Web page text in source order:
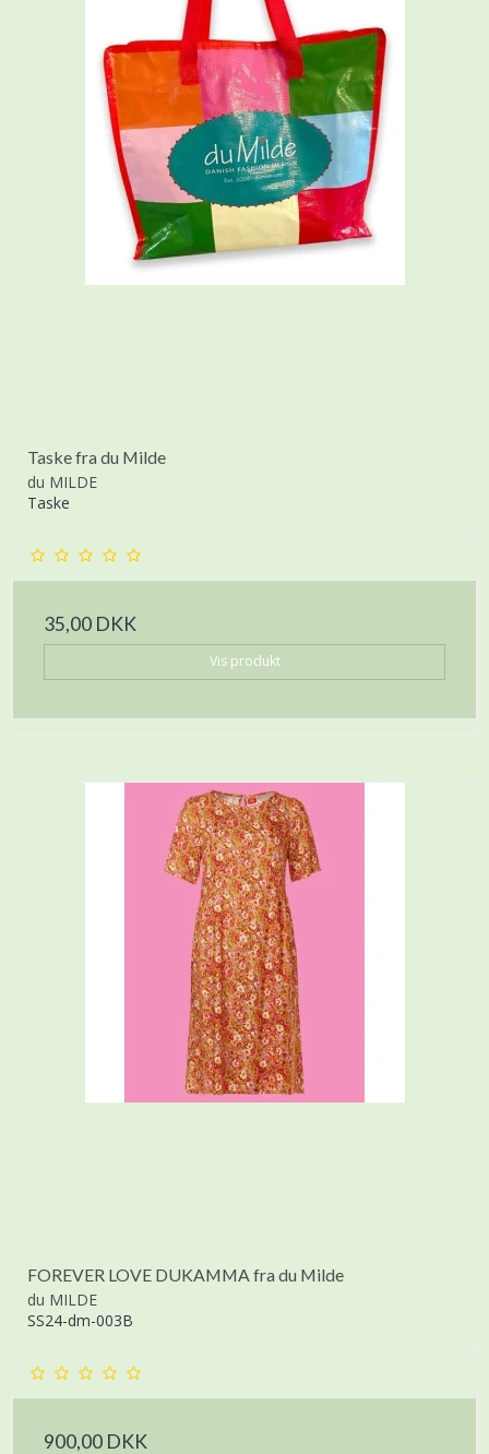
Taske fra du Milde
du MILDE
Taske
35,00 DKK
Vis produkt
FOREVER LOVE DUKAMMA fra du Milde
du MILDE
SS24-dm-003B
900,00 DKK